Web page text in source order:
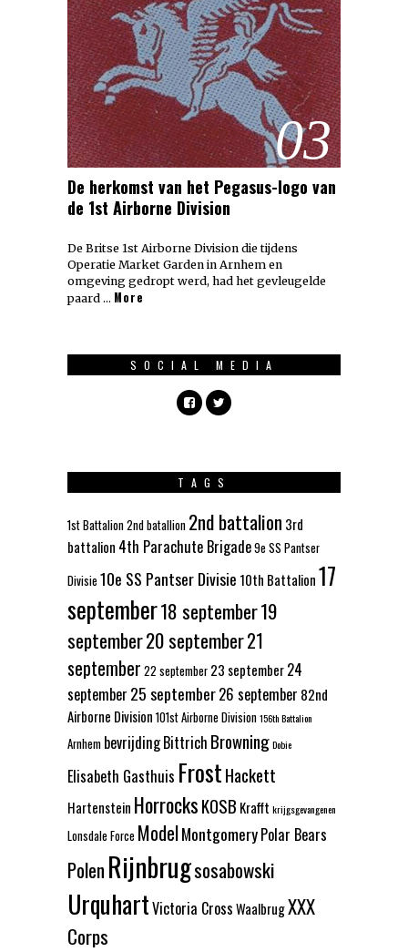
03
De herkomst van het Pegasus-logo van
de 1st Airborne Division
De Britse 1st Airborne Division die tijdens
Operatie Market Garden in Arnhem en
omgeving gedropt werd, had het gevleugelde
paard … More
SOCIAL MEDIA
TAGS
1st Battalion2nd batallion 2nd battalion 3rd
battalion 4th Parachute Brigade9e SS Pantser
Divisie 10e SS Pantser Divisie 10th Battalion17
september18 september19
september20 september21
september 22 september 23 september24
september 25 september26 september 82nd
Airborne Division 101st Airborne Division156th Battalion
Arnhem bevrijdingBittrich BrowningDobie
Elisabeth Gasthuis FrostHackett
Hartenstein HorrocksKOSB Krafft krijgsgevangenen
Lonsdale Force ModelMontgomeryPolar Bears
PolenRijnbrugsosabowski
UrquhartVictoria CrossWaalbrugXXX
Corps